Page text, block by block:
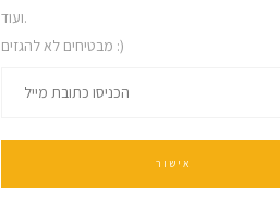
ועוד.
מבטיחים לא להגזים :)